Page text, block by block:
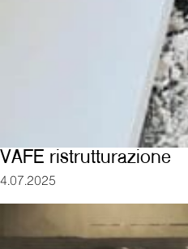
VAFE ristrutturazione
4.07.2025